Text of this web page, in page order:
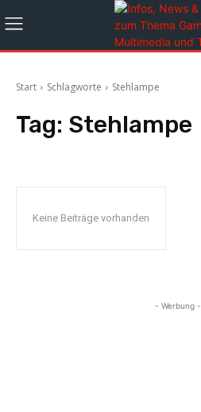
Start Schlagworte Stehlampe
Tag: Stehlampe
Keine Beiträge vorhanden
- Werbung -